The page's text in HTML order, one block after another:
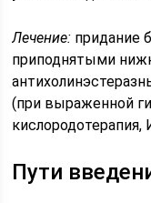
Лечение: придание
приподнятыми
(при выраженной
кислородотерапия,
Пути